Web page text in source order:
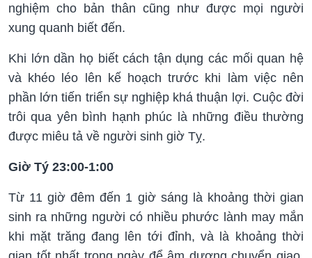
nghiệm cho bản thân cũng như được mọi người
xung quanh biết đến.
Khi lớn dần họ biết cách tận dụng các mối quan hệ
và khéo léo lên kế hoạch trước khi làm việc nên
phần lớn tiến triển sự nghiệp khá thuận lợi. Cuộc đời
trôi qua yên bình hạnh phúc là những điều thường
được miêu tả về người sinh giờ Tỵ.
Giờ Tý 23:00-1:00
Từ 11 giờ đêm đến 1 giờ sáng là khoảng thời gian
sinh ra những người có nhiều phước lành may mắn
khi mặt trăng đang lên tới đỉnh, và là khoảng thời